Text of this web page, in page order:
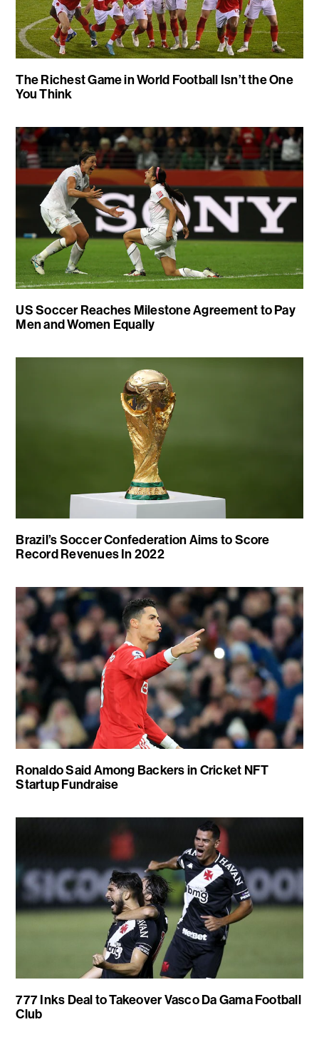
The Richest Game in World Football Isn’t the One
You Think
US Soccer Reaches Milestone Agreement to Pay
Men and Women Equally
Brazil’s Soccer Confederation Aims to Score
Record Revenues In 2022
Ronaldo Said Among Backers in Cricket NFT
Startup Fundraise
777 Inks Deal to Takeover Vasco Da Gama Football
Club